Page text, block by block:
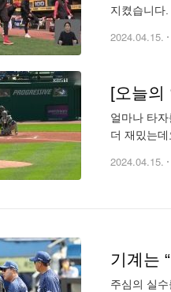
지켰습니다. 시즌 초반 경기력이 2017년 우승 때
2024.04.15.
[오늘의
얼마나 타
더 재밌는
2024.04.15.
기계는
주심의 실